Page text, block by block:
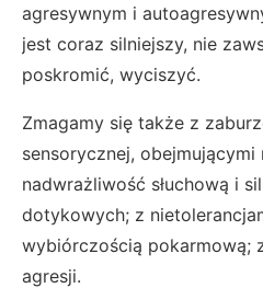
agresywnym i
jest coraz silniejszy, nie
poskromić, wyciszyć.
Zmagamy się także z
sensorycznej, obejmującymi
nadwrażliwość słuchową i
dotykowych; z
wybiórczością pokarmową;
agresji.